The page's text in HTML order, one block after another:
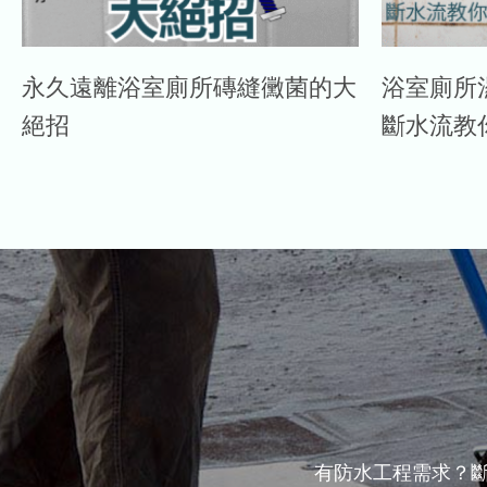
永久遠離浴室廁所磚縫黴菌的大
絕招
浴室廁所
斷水流教
有防水工程需求？